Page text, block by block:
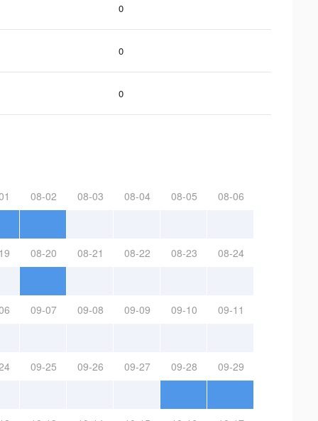
0
0
0
08-02 08-03 08-04 08-05 08-06
08-20 08-21 08-22 08-23 08-24
09-07 09-08 09-09 09-10 09-11
09-25 09-26 09-27 09-28 09-29